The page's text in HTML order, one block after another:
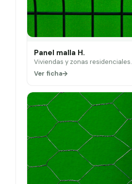
Panel malla H.
Viviendas y zonas residenciales.
Ver ficha